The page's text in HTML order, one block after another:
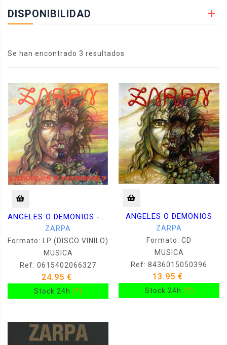
DISPONIBILIDAD
Se han encontrado 3 resultados
ANGELES O DEMONIOS -VINILO-
ZARPA
Formato: LP (DISCO VINILO)
MUSICA
Ref: 0615402066327
24.95 €
Stock 24h (*)
ANGELES O DEMONIOS
ZARPA
Formato: CD
MUSICA
Ref: 8436015050396
13.95 €
Stock 24h (*)